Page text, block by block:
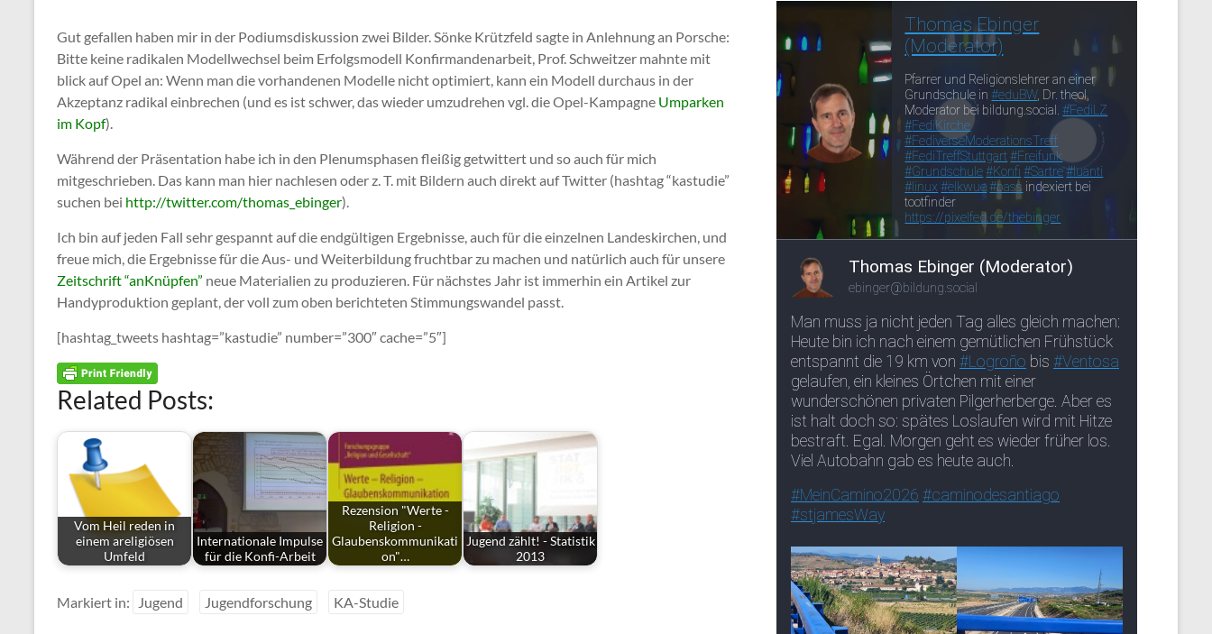
Gut gefallen haben mir in der Podiumsdiskussion zwei Bilder. Sönke Krützfeld sagte in Anlehnung an Porsche:
Bitte keine radikalen Modellwechsel beim Erfolgsmodell Konfirmandenarbeit, Prof. Schweitzer mahnte mit
blick auf Opel an: Wenn man die vorhandenen Modelle nicht optimiert, kann ein Modell durchaus in der
Akzeptanz radikal einbrechen (und es ist schwer, das wieder umzudrehen vgl. die Opel-Kampagne Umparken
im Kopf).
Während der Präsentation habe ich in den Plenumsphasen fleißig getwittert und so auch für mich
mitgeschrieben. Das kann man hier nachlesen oder z. T. mit Bildern auch direkt auf Twitter (hashtag “kastudie”
suchen bei http://twitter.com/thomas_ebinger).
Ich bin auf jeden Fall sehr gespannt auf die endgültigen Ergebnisse, auch für die einzelnen Landeskirchen, und
freue mich, die Ergebnisse für die Aus- und Weiterbildung fruchtbar zu machen und natürlich auch für unsere
Zeitschrift “anKnüpfen” neue Materialien zu produzieren. Für nächstes Jahr ist immerhin ein Artikel zur
Handyproduktion geplant, der voll zum oben berichteten Stimmungswandel passt.
[hashtag_tweets hashtag=”kastudie” number=”300″ cache=”5″]
Related Posts:
Vom Heil reden in
einem areligiösen
Umfeld
Internationale Impulse
für die Konfi-Arbeit
Rezension "Werte -
Religion -
Glaubenskommunikati
on"…
Jugend zählt! - Statistik
2013
Markiert in: Jugend Jugendforschung KA-Studie